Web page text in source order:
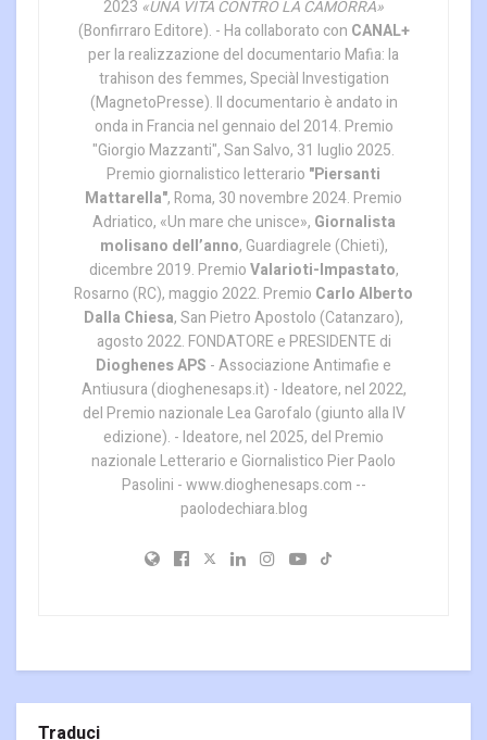
2023 «UNA VITA CONTRO LA CAMORRA»
(Bonfirraro Editore). - Ha collaborato con CANAL+
per la realizzazione del documentario Mafia: la
trahison des femmes, Speciàl Investigation
(MagnetoPresse). Il documentario è andato in
onda in Francia nel gennaio del 2014. Premio
"Giorgio Mazzanti", San Salvo, 31 luglio 2025.
Premio giornalistico letterario "Piersanti
Mattarella", Roma, 30 novembre 2024. Premio
Adriatico, «Un mare che unisce», Giornalista
molisano dell’anno, Guardiagrele (Chieti),
dicembre 2019. PremioValarioti-Impastato,
Rosarno (RC), maggio 2022. Premio Carlo Alberto
Dalla Chiesa, San Pietro Apostolo (Catanzaro),
agosto 2022. FONDATORE e PRESIDENTE di
Dioghenes APS - Associazione Antimafie e
Antiusura (dioghenesaps.it) - Ideatore, nel 2022,
del Premio nazionale Lea Garofalo (giunto alla IV
edizione). - Ideatore, nel 2025, del Premio
nazionale Letterario e Giornalistico Pier Paolo
Pasolini - www.dioghenesaps.com --
paolodechiara.blog
Traduci